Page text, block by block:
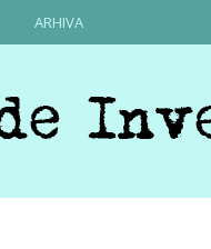
ARHIVA